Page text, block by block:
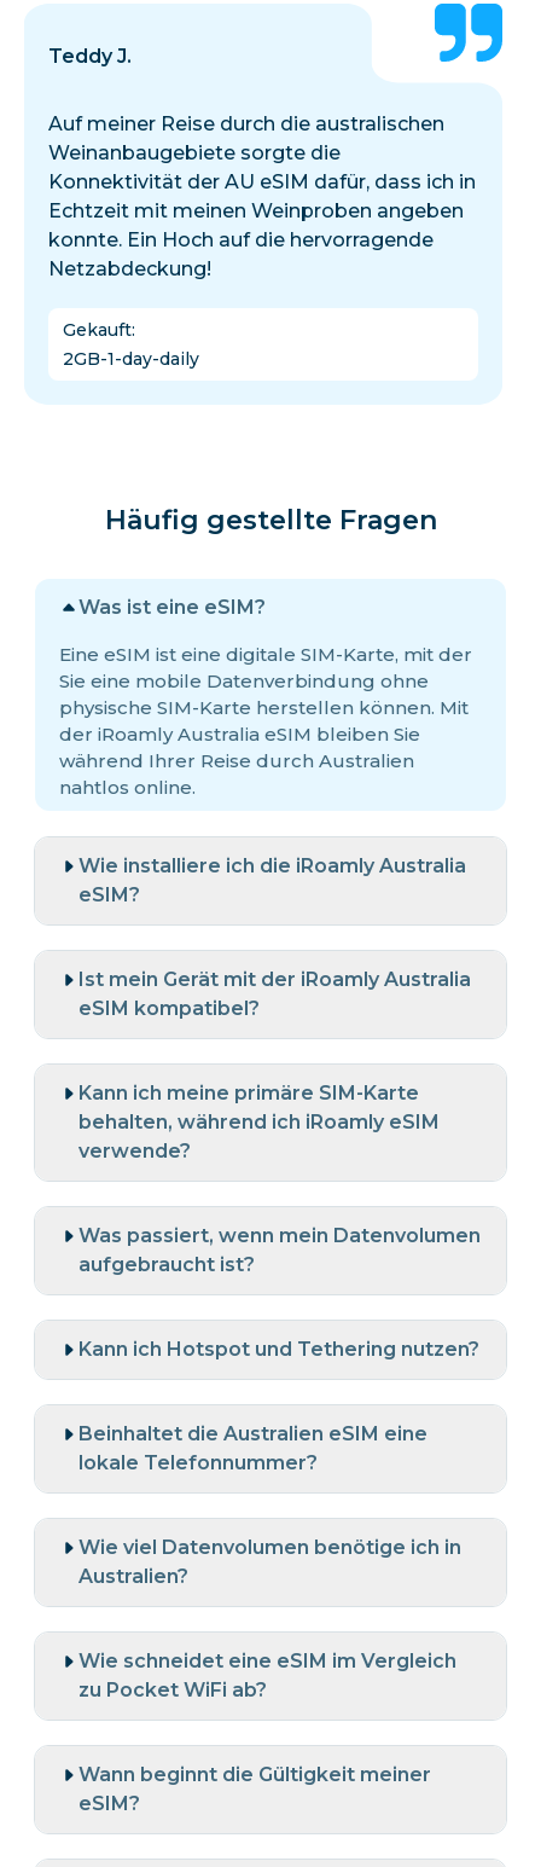
Teddy J.
Auf meiner Reise durch die australischen
Weinanbaugebiete sorgte die
Konnektivität der AU eSIM dafür, dass ich in
Echtzeit mit meinen Weinproben angeben
konnte. Ein Hoch auf die hervorragende
Netzabdeckung!
Gekauft:
2GB-1-day-daily
Häufig gestellte Fragen
Was ist eine eSIM?
Eine eSIM ist eine digitale SIM-Karte, mit der
Sie eine mobile Datenverbindung ohne
physische SIM-Karte herstellen können. Mit
der iRoamly Australia eSIM bleiben Sie
während Ihrer Reise durch Australien
nahtlos online.
Wie installiere ich die iRoamly Australia
eSIM?
Ist mein Gerät mit der iRoamly Australia
eSIM kompatibel?
Kann ich meine primäre SIM-Karte
behalten, während ich iRoamly eSIM
verwende?
Was passiert, wenn mein Datenvolumen
aufgebraucht ist?
Kann ich Hotspot und Tethering nutzen?
Beinhaltet die Australien eSIM eine
lokale Telefonnummer?
Wie viel Datenvolumen benötige ich in
Australien?
Wie schneidet eine eSIM im Vergleich
zu Pocket WiFi ab?
Wann beginnt die Gültigkeit meiner
eSIM?